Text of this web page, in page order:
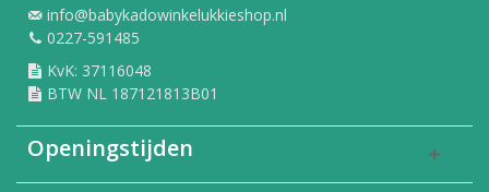
info@babykadowinkelukkieshop.nl
0227-591485
KvK: 37116048
BTW NL 187121813B01
Openingstijden